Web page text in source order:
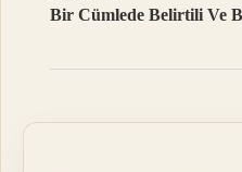
Bir Cümlede Belirtili Ve